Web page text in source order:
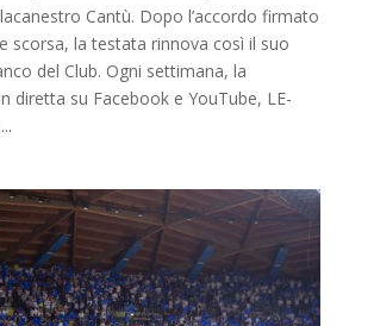
Cantù. Dopo l’accordo firmato
scorsa, la testata rinnova così il suo
del Club. Ogni settimana, la
diretta su Facebook e YouTube, LE-